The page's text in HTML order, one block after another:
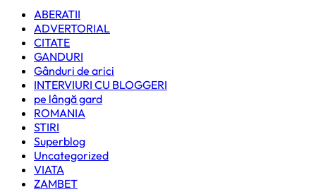
ABERATII
ADVERTORIAL
CITATE
GANDURI
Gânduri de arici
INTERVIURI CU BLOGGERI
pe lângă gard
ROMANIA
STIRI
Superblog
Uncategorized
VIATA
ZAMBET